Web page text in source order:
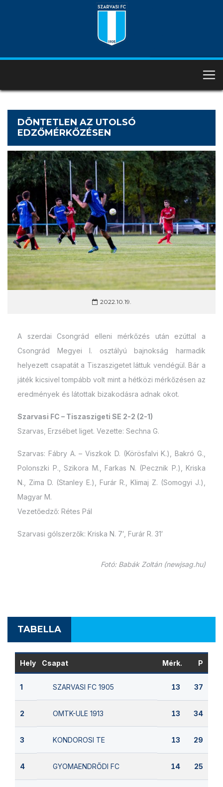
DÖNTETLEN AZ UTOLSÓ
EDZŐMÉRKŐZÉSEN
2022.10.19.
A szerdai Csongrád elleni mérkőzés után ezúttal a
Csongrád Megyei I. osztályú bajnokság harmadik
helyezett csapatát a Tiszaszigetet láttuk vendégül. Bár a
játék kicsivel tompább volt mint a hétközi mérkőzésen az
eredmények és látottak bizakodásra adnak okot.
Szarvasi FC – Tiszaszigeti SE 2-2 (2-1)
Szarvas, Erzsébet liget. Vezette: Sechna G.
Szarvas: Fábry A. – Viszkok D. (Körösfalvi K.), Bakró G.,
Polonszki P., Szikora M., Farkas N. (Pecznik P.), Kriska
N., Zima D. (Stanley E.), Furár R., Klimaj Z. (Somogyi J.),
Magyar M.
Vezetőedző: Rétes Pál
Szarvasi gólszerzők: Kriska N. 7′, Furár R. 31′
Fotó: Babák Zoltán (newjsag.hu)
TABELLA
Hely Csapat Mérk. P
1 SZARVASI FC 1905 13 37
2 OMTK-ULE 1913 13 34
3 KONDOROSI TE 13 29
4 GYOMAENDRŐDI FC 14 25